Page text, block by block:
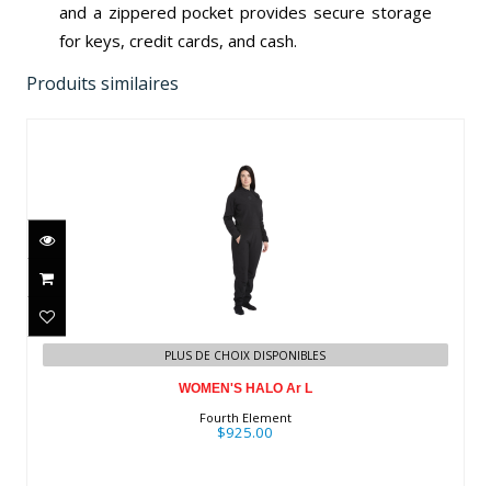
and a zippered pocket provides secure storage
for keys, credit cards, and cash.
Produits similaires
WOMEN'S HALO Ar L
$925.00
PLUS DE CHOIX DISPONIBLES
WOMEN'S HALO Ar L
Fourth Element
$925.00